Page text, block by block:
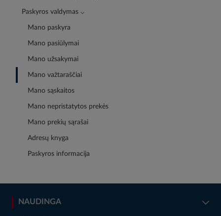
Paskyros valdymas ⌵
Mano paskyra
Mano pasiūlymai
Mano užsakymai
Mano važtaraščiai
Mano sąskaitos
Mano nepristatytos prekės
Mano prekių sąrašai
Adresų knyga
Paskyros informacija
NAUDINGA